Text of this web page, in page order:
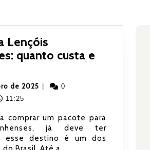
Lençóis
quanto custa e
de 2025 17
de
2025
0
11:25
comprar um pacote para
já deve ter
esse destino é um dos